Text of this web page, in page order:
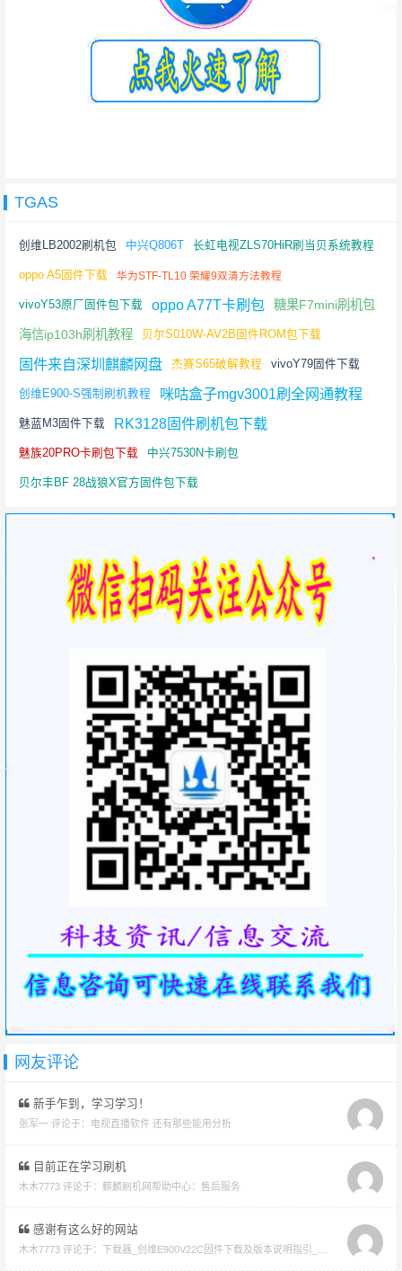
TGAS
创维LB2002刷机包 中兴Q806T 长虹电视ZLS70HiR刷当贝系统教程
oppo A5固件下载 华为STF-TL10 荣耀9双清方法教程
vivoY53原厂固件包下载 oppo A77T卡刷包 糖果F7mini刷机包
海信ip103h刷机教程 贝尔S010W-AV2B固件ROM包下载
固件来自深圳麒麟网盘 杰赛S65破解教程 vivoY79固件下载
创维E900-S强制刷机教程 咪咕盒子mgv3001刷全网通教程
魅蓝M3固件下载 RK3128固件刷机包下载
魅族20PRO卡刷包下载 中兴7530N卡刷包
贝尔丰BF 28战狼X官方固件包下载
网友评论
新手乍到，学习学习！
张军一 评论于： 电视直播软件 还有那些能用分析
目前正在学习刷机
木木7773 评论于： 麒麟刷机网帮助中心：售后服务
感谢有这么好的网站
木木7773 评论于： 下载器_创维E900V22C固件下载及版本说明指引_看好在下载避免刷成砖